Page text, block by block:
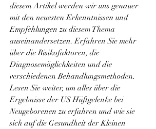
diesem Artikel werden wir uns genauer
mit den neuesten Erkenntnissen und
Empfehlungen zu diesem Thema
auseinandersetzen. Erfahren Sie mehr
über die Risikofaktoren, die
Diagnosemöglichkeiten und die
verschiedenen Behandlungsmethoden.
Lesen Sie weiter, um alles über die
Ergebnisse der US Hüftgelenke bei
Neugeborenen zu erfahren und wie sie
sich auf die Gesundheit der Kleinen